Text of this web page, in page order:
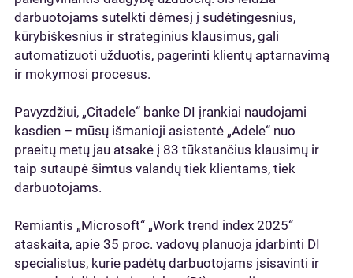
darbuotojams sutelkti dėmesį į sudėtingesnius,
kūrybiškesnius ir strateginius klausimus, gali
automatizuoti užduotis, pagerinti klientų aptarnavimą
ir mokymosi procesus.
Pavyzdžiui, „Citadele“ banke DI įrankiai naudojami
kasdien – mūsų išmanioji asistentė „Adele“ nuo
praeitų metų jau atsakė į 83 tūkstančius klausimų ir
taip sutaupė šimtus valandų tiek klientams, tiek
darbuotojams.
Remiantis „Microsoft“ „Work trend index 2025“
ataskaita, apie 35 proc. vadovų planuoja įdarbinti DI
specialistus, kurie padėtų darbuotojams įsisavinti ir